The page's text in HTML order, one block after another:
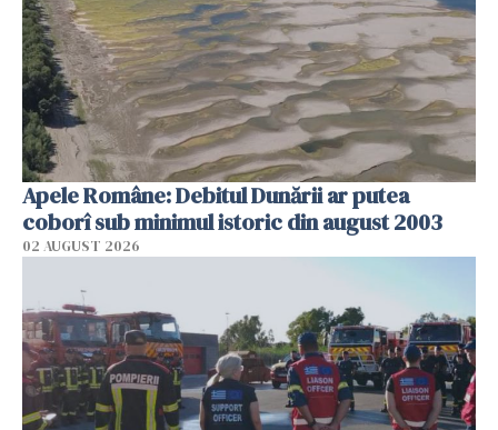
Apele Române: Debitul Dunării ar putea
coborî sub minimul istoric din august 2003
02 AUGUST 2026